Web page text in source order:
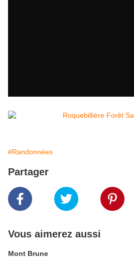
#Randonnées
Partager
Vous aimerez aussi
Mont Brune